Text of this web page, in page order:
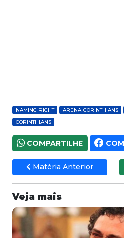
NAMING RIGHT ARENA CORINTHIANS
CORINTHIANS
COMPARTILHE
Matéria Anterior
Veja mais